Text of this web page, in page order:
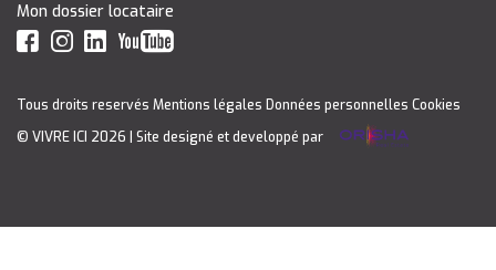
Mon dossier locataire
Tous droits reservés Mentions légales Données personnelles Cookies
© VIVRE ICI 2026
| Site designé et developpé par